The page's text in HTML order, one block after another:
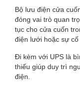
ACQUY
CHO
BỘ
LƯU
Bộ lưu điện cửa
đóng vai trò quan
tục cho cửa cuốn
điện lưới hoặc sự cố
Đi kèm với UPS là
thiếu giúp duy trì
điện.